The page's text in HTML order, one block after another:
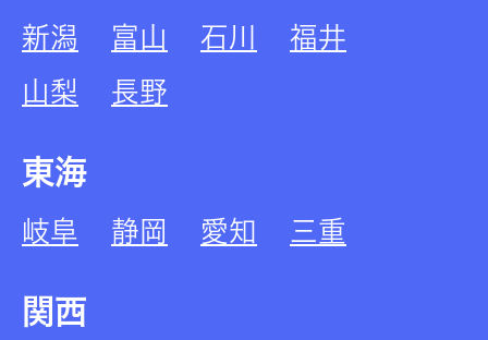
新潟 富山 石川
福井
山梨
長野
東海
岐阜 静岡 愛知 三重
関西